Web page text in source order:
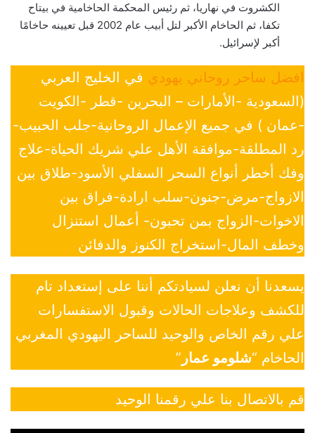
الكشروت في نهاريا، ثم رئيس المحكمة الحاخامية في بيتاح
تكفا، ثم الحاخام الأكبر لتل أبيب عام 2002 قبل تعيينه حاخامًا
أكبر لإسرائيل.
افضل ساحر روحاني يهودي في الخليج العربي
(السعودية -الأمارات – البحرين -قطر -الكويت
-عمان ) في جميع الإعمال الروحانية-جلب الحبيب-
رد المطلقة-موافقة الأهل علي شريك الحياة-علاج
وفك أخطر أنواع السحر السفلي الأسود-طلاق بين
الازواج-مرض-جنون-سلب ارادة-فراق بين
الاخوات-الزواج بمن تحبون- أعمال استنزال
وخطف المال-استخراج الكنوز والدفائن
يسعدنا أن نعلن لسيادتكم أننا على إستعداد تام
للكشف وعلاجات الحالات وقبول الاستفسارات
علي رقم الخاص والوحيد للساحر اليهودي المغربي
الحاخام “شلومو عمار ”
قم بالاتصال بنا علي رقمنا الوحيد